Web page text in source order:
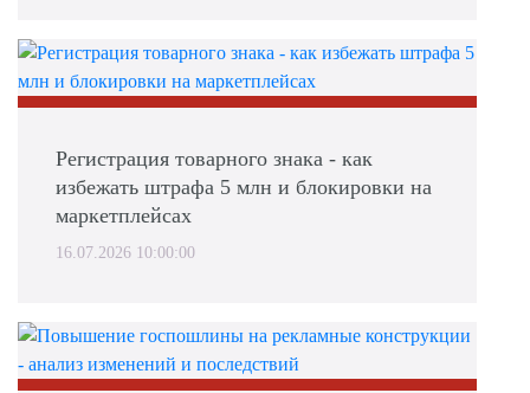
Регистрация товарного знака - как
избежать штрафа 5 млн и блокировки на
маркетплейсах
16.07.2026 10:00:00